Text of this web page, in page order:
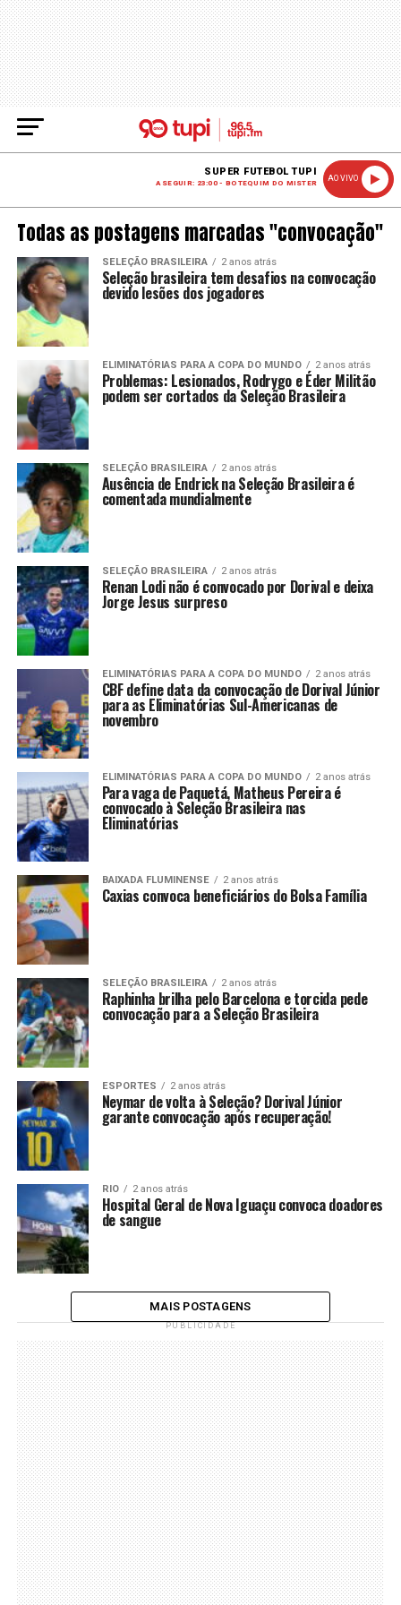
SUPER FUTEBOL TUPI
A SEGUIR: 23:00 - BOTEQUIM DO MISTER
AO VIVO
Todas as postagens marcadas "convocação"
SELEÇÃO BRASILEIRA 2 anos atrás
Seleção brasileira tem desafios na convocação
devido lesões dos jogadores
ELIMINATÓRIAS PARA A COPA DO MUNDO 2 anos atrás
Problemas: Lesionados, Rodrygo e Éder Militão
podem ser cortados da Seleção Brasileira
SELEÇÃO BRASILEIRA 2 anos atrás
Ausência de Endrick na Seleção Brasileira é
comentada mundialmente
SELEÇÃO BRASILEIRA 2 anos atrás
Renan Lodi não é convocado por Dorival e deixa
Jorge Jesus surpreso
ELIMINATÓRIAS PARA A COPA DO MUNDO 2 anos atrás
CBF define data da convocação de Dorival Júnior
para as Eliminatórias Sul-Americanas de
novembro
ELIMINATÓRIAS PARA A COPA DO MUNDO 2 anos atrás
Para vaga de Paquetá, Matheus Pereira é
convocado à Seleção Brasileira nas
Eliminatórias
BAIXADA FLUMINENSE 2 anos atrás
Caxias convoca beneficiários do Bolsa Família
SELEÇÃO BRASILEIRA 2 anos atrás
Raphinha brilha pelo Barcelona e torcida pede
convocação para a Seleção Brasileira
ESPORTES 2 anos atrás
Neymar de volta à Seleção? Dorival Júnior
garante convocação após recuperação!
RIO 2 anos atrás
Hospital Geral de Nova Iguaçu convoca doadores
de sangue
MAIS POSTAGENS
PUBLICIDADE